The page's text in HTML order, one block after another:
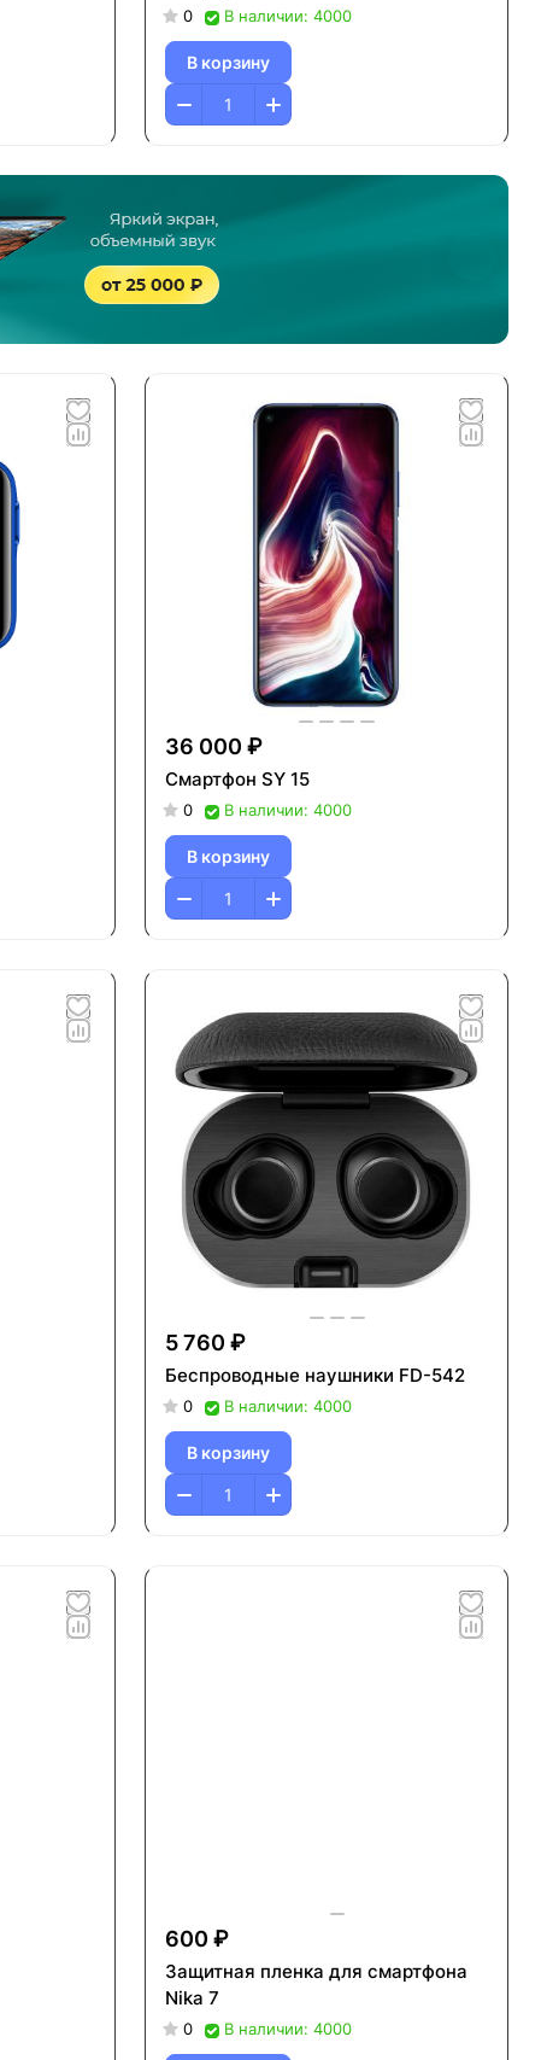
0 В наличии: 4000
В корзину
36 000 ₽
Смартфон SY 15
0 В наличии: 4000
В корзину
5 760 ₽
Беспроводные наушники FD-542
0 В наличии: 4000
В корзину
600 ₽
Защитная пленка для смартфона
Nika 7
0 В наличии: 4000